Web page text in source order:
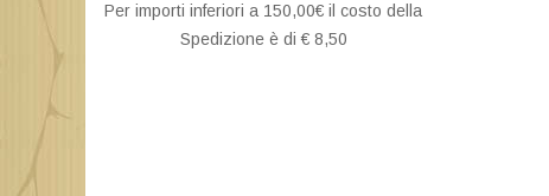
Per importi inferiori a 150,00€ il costo della
Spedizione è di € 8,50